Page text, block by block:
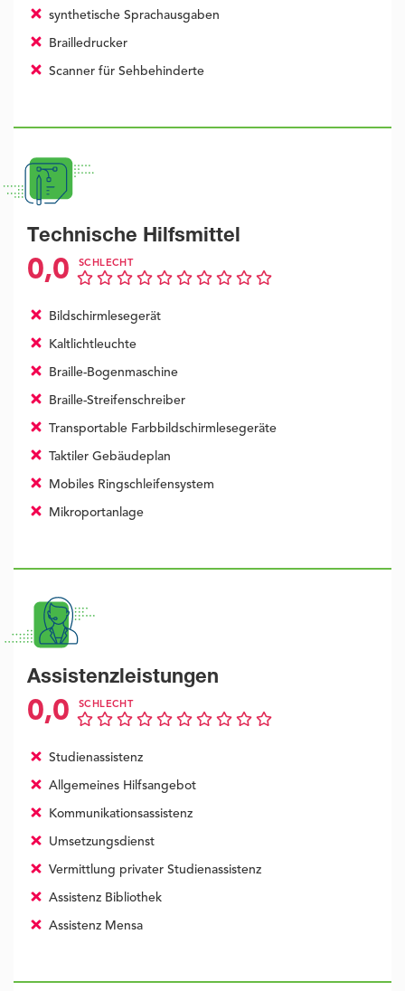
synthetische Sprachausgaben
Brailledrucker
Scanner für Sehbehinderte
Technische Hilfsmittel
0,0 SCHLECHT
Bildschirmlesegerät
Kaltlichtleuchte
Braille-Bogenmaschine
Braille-Streifenschreiber
Transportable Farbbildschirmlesegeräte
Taktiler Gebäudeplan
Mobiles Ringschleifensystem
Mikroportanlage
Assistenzleistungen
0,0 SCHLECHT
Studienassistenz
Allgemeines Hilfsangebot
Kommunikationsassistenz
Umsetzungsdienst
Vermittlung privater Studienassistenz
Assistenz Bibliothek
Assistenz Mensa